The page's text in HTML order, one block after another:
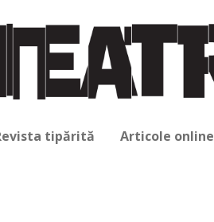
tipărită Articole online